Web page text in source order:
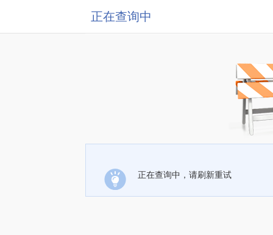
正在查询中
正在查询中，请刷新重试